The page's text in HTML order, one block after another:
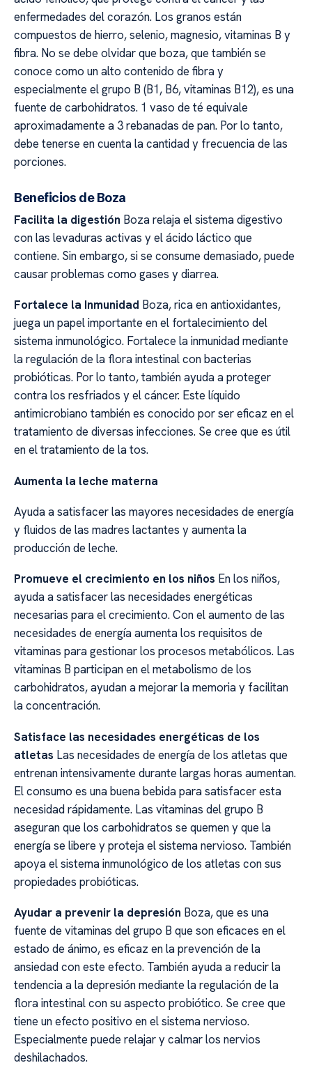
enfermedades del corazón. Los granos están
compuestos de hierro, selenio, magnesio, vitaminas B y
fibra. No se debe olvidar que boza, que también se
conoce como un alto contenido de fibra y
especialmente el grupo B (B1, B6, vitaminas B12), es una
fuente de carbohidratos. 1 vaso de té equivale
aproximadamente a 3 rebanadas de pan. Por lo tanto,
debe tenerse en cuenta la cantidad y frecuencia de las
porciones.
Beneficios de Boza
Facilita la digestión Boza relaja el sistema digestivo
con las levaduras activas y el ácido láctico que
contiene. Sin embargo, si se consume demasiado, puede
causar problemas como gases y diarrea.
Fortalece la Inmunidad Boza, rica en antioxidantes,
juega un papel importante en el fortalecimiento del
sistema inmunológico. Fortalece la inmunidad mediante
la regulación de la flora intestinal con bacterias
probióticas. Por lo tanto, también ayuda a proteger
contra los resfriados y el cáncer. Este líquido
antimicrobiano también es conocido por ser eficaz en el
tratamiento de diversas infecciones. Se cree que es útil
en el tratamiento de la tos.
Aumenta la leche materna
Ayuda a satisfacer las mayores necesidades de energía
y fluidos de las madres lactantes y aumenta la
producción de leche.
Promueve el crecimiento en los niños En los niños,
ayuda a satisfacer las necesidades energéticas
necesarias para el crecimiento. Con el aumento de las
necesidades de energía aumenta los requisitos de
vitaminas para gestionar los procesos metabólicos. Las
vitaminas B participan en el metabolismo de los
carbohidratos, ayudan a mejorar la memoria y facilitan
la concentración.
Satisface las necesidades energéticas de los
atletas Las necesidades de energía de los atletas que
entrenan intensivamente durante largas horas aumentan.
El consumo es una buena bebida para satisfacer esta
necesidad rápidamente. Las vitaminas del grupo B
aseguran que los carbohidratos se quemen y que la
energía se libere y proteja el sistema nervioso. También
apoya el sistema inmunológico de los atletas con sus
propiedades probióticas.
Ayudar a prevenir la depresión Boza, que es una
fuente de vitaminas del grupo B que son eficaces en el
estado de ánimo, es eficaz en la prevención de la
ansiedad con este efecto. También ayuda a reducir la
tendencia a la depresión mediante la regulación de la
flora intestinal con su aspecto probiótico. Se cree que
tiene un efecto positivo en el sistema nervioso.
Especialmente puede relajar y calmar los nervios
deshilachados.